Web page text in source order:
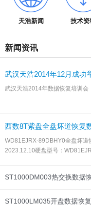
天浩新闻 技术资
新闻资讯
武汉天浩2014年12月成功
武汉天浩2014年数据恢复培训会
西数8T紫盘全盘坏道恢复
WD81EJRX-89DBHY0全盘坏道
2023.12.10硬盘型号：WD81EJRX-89DBHY0 SN：
ST1000DM003热交换数据
ST1000LM035开盘数据恢
技术资料
成功案例
在线留言